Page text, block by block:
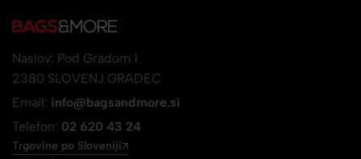
Naslov: Pod Gradom 1
2380 SLOVENJ GRADEC
Email: info@bagsandmore.si
Telefon: 02 620 43 24
Trgovine po Sloveniji